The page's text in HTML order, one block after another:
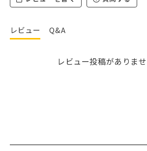
レビュー Q&A
レビュー投稿がありませ